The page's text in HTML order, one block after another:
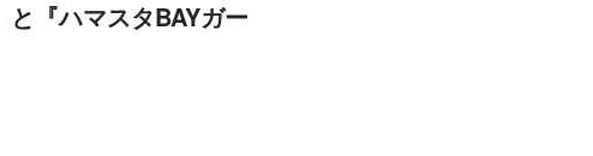
『ハマスタBAYガー